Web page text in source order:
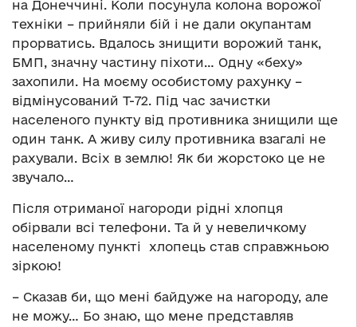
на Донеччині. Коли посунула колона ворожої
техніки – прийняли бій і не дали окупантам
прорватись. Вдалось знищити ворожий танк,
БМП, значну частину піхоти… Одну «беху»
захопили. На моєму особистому рахунку –
відмінусований Т-72. Під час зачистки
населеного пункту від противника знищили ще
один танк. А живу силу противника взагалі не
рахували. Всіх в землю! Як би жорстоко це не
звучало…
Після отриманої нагороди рідні хлопця
обірвали всі телефони. Та й у невеличкому
населеному пункті хлопець став справжньою
зіркою!
– Сказав би, що мені байдуже на нагороду, але
не можу… Бо знаю, що мене представляв